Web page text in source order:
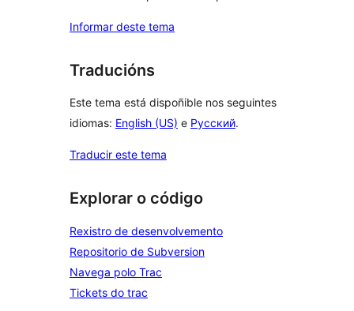
Informar deste tema
Traducións
Este tema está dispoñible nos seguintes
idiomas: English (US) e Русский.
Traducir este tema
Explorar o código
Rexistro de desenvolvemento
Repositorio de Subversion
Navega polo Trac
Tickets do trac